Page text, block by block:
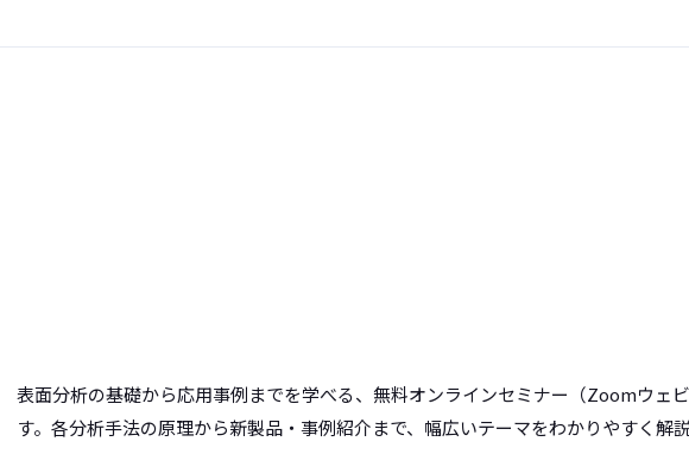
表面分析の基礎から応用事例までを学べる、無料オンラインセミナー（Zoomウェ
す。各分析手法の原理から新製品・事例紹介まで、幅広いテーマをわかりやすく解説